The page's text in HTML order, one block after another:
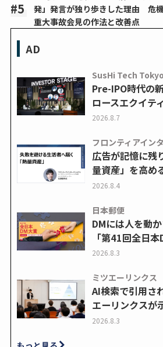
発」発言が独り歩きした理由 危機
重大事故会見の作法と改善点
AD
SusHi Tech Tokyo
Pre-IPO時代の
ロースエクイテ
2026.8.7
フロンティアイン
広告が記憶に残
量資産」を高
2026.8.4
日本郵便
DMには人を動
「第41回全日
2026.8.3
ミツエーリンクス
AI検索で引用
エーリンクスが
2026.8.3